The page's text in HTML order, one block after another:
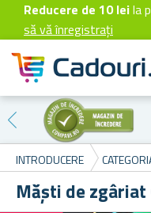
Reducere de 10 leila
să vă înregistrați
INTRODUCERE
Măști de zgâriat